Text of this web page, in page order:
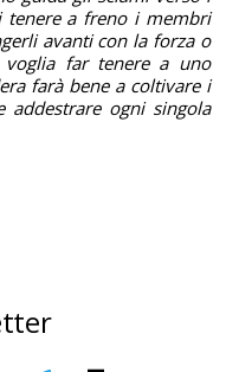
a freno i membri
avanti con la forza o
far tenere a uno
farà bene a coltivare i
ogni singola